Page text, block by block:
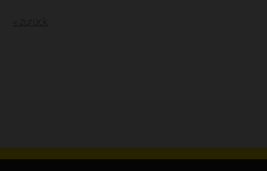
« zurück